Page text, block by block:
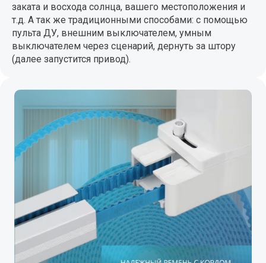
заката и восхода солнца, вашего местоположения и
т.д. А так же традиционными способами: с помощью
пульта ДУ, внешним выключателем, умным
выключателем через сценарий, дернуть за штору
(далее запустится привод).